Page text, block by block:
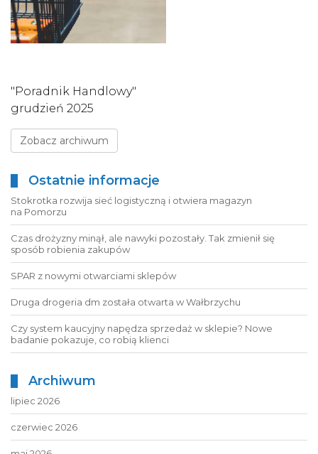
"Poradnik Handlowy"
grudzień 2025
Zobacz archiwum
Ostatnie informacje
Stokrotka rozwija sieć logistyczną i otwiera magazyn
na Pomorzu
Czas drożyzny minął, ale nawyki pozostały. Tak zmienił się
sposób robienia zakupów
SPAR z nowymi otwarciami sklepów
Druga drogeria dm została otwarta w Wałbrzychu
Czy system kaucyjny napędza sprzedaż w sklepie? Nowe
badanie pokazuje, co robią klienci
Archiwum
lipiec 2026
czerwiec 2026